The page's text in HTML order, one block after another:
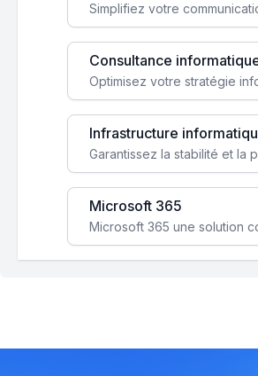
Consultance
Infrastructure
Microsoft 365